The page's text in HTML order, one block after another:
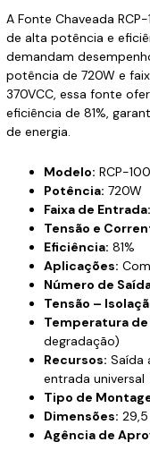
A Fonte Chaveada
de alta potência e
demandam
potência de 720W e
370VCC, essa fonte
eficiência de 81%,
de energia.
Modelo: RCP-
Potência: 720W
Faixa de Entrada:
Tensão e
Eficiência: 81%
Aplicações:
Número de
Tensão –
Temperatura
degradação)
Recursos: Saída
entrada universal
Tipo de
Dimensões: 29,5
Agência de